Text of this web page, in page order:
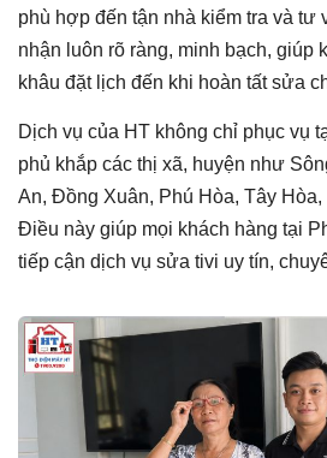
phù hợp đến tận nhà kiểm tra và tư
nhận luôn rõ ràng, minh bạch, giúp
khâu đặt lịch đến khi hoàn tất sửa
Dịch vụ của HT không chỉ phục vụ
phủ khắp các thị xã, huyện như
An, Đồng Xuân, Phú Hòa, Tây
Điều này giúp mọi khách hàng tại
tiếp cận dịch vụ sửa tivi uy tín,